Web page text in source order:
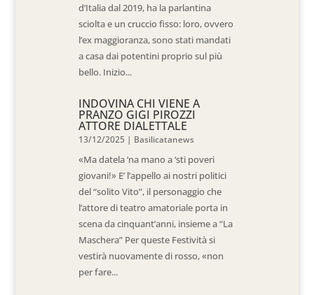
d’Italia dal 2019, ha la parlantina
sciolta e un cruccio fisso: loro, ovvero
l’ex maggioranza, sono stati mandati
a casa dai potentini proprio sul più
bello. Inizio...
INDOVINA CHI VIENE A
PRANZO GIGI PIROZZI
ATTORE DIALETTALE
13/12/2025 | Basilicatanews
«Ma datela ‘na mano a ‘sti poveri
giovani!» E’ l’appello ai nostri politici
del “solito Vito”, il personaggio che
l’attore di teatro amatoriale porta in
scena da cinquant’anni, insieme a “La
Maschera” Per queste Festività si
vestirà nuovamente di rosso, «non
per fare...